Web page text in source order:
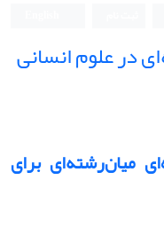
در علوم انسانی
میان‌رشته‌ای برای